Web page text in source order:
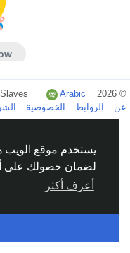
يستخدم موقع الويب
لضمان حصولك على
أعرف أكثر
© 2026 Humans and Slaves
Arabic
عن
الروابط الخصوصية